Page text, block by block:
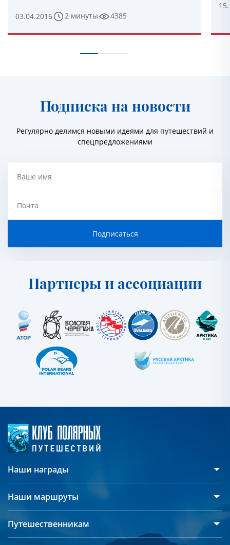
03.04.2016 2 минуты 4385
Подписка на новости
Регулярно делимся новыми идеями для путешествий и
спецпредложениями
Ваше имя
Почта
Подписаться
Партнеры и ассоциации
Наши награды
Наши маршруты
Арктика
Путешественникам